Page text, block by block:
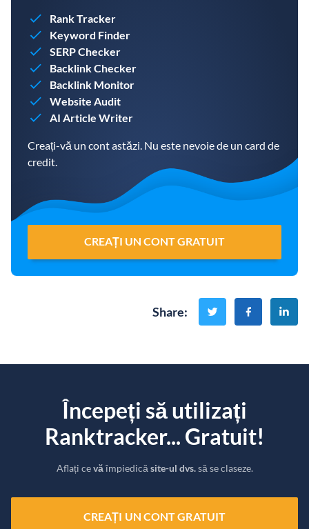
Rank Tracker
Keyword Finder
SERP Checker
Backlink Checker
Backlink Monitor
Website Audit
AI Article Writer
Creați-vă un cont astăzi. Nu este nevoie de un card de
credit.
CREAȚI UN CONT GRATUIT
Share:
Începeți să utilizați
Ranktracker... Gratuit!
Aflați cevăîmpiedică site-ul dvs.să se claseze.
CREAȚI UN CONT GRATUIT